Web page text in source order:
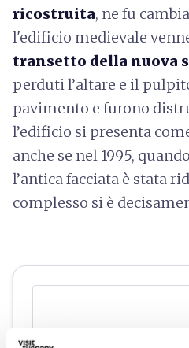
ricostruita, ne fu
l'edificio medievale
transetto della nuova
perduti l’altare e il
pavimento e furono
l’edificio si presenta
anche se nel 1995,
l’antica facciata è stata
complesso si è